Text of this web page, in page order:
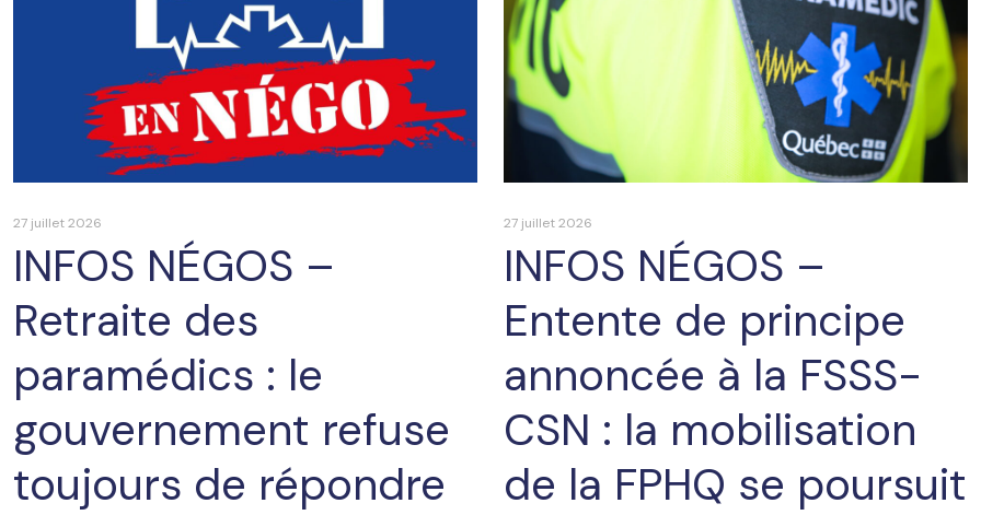
27 juillet 2026
INFOS NÉGOS –
Retraite des
paramédics : le
gouvernement refuse
toujours de répondre
27 juillet 2026
INFOS NÉGOS –
Entente de principe
annoncée à la FSSS-
CSN : la mobilisation
de la FPHQ se poursuit